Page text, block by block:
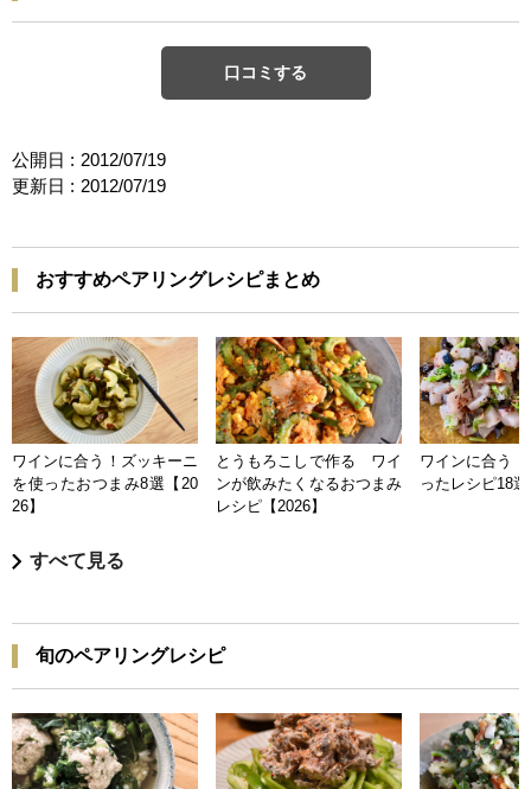
口コミする
公開日 : 2012/07/19
更新日 : 2012/07/19
おすすめペアリングレシピまとめ
ワインに合う！ズッキーニ
を使ったおつまみ8選【20
26】
とうもろこしで作る ワイ
ンが飲みたくなるおつまみ
レシピ【2026】
ワインに合う
ったレシピ18
すべて見る
旬のペアリングレシピ